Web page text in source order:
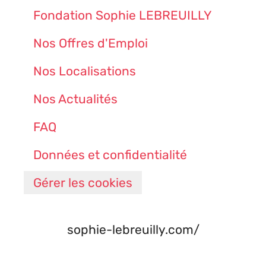
Fondation Sophie LEBREUILLY
Nos Offres d'Emploi
Nos Localisations
Nos Actualités
FAQ
Données et confidentialité
Gérer les cookies
sophie-lebreuilly.com/